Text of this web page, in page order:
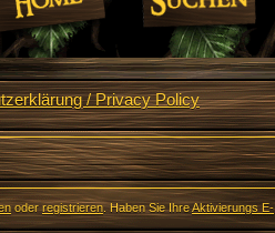
/ Privacy Policy
oderregistrieren. Haben Sie IhreAktivierungs E-